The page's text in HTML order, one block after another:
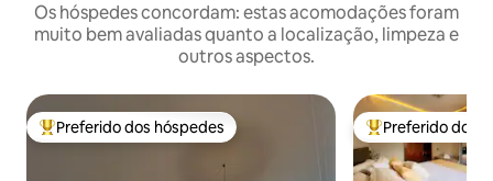
Os hóspedes concordam: estas acomodações foram
muito bem avaliadas quanto a localização, limpeza e
outros aspectos.
Entre os melhores preferidos dos hóspedes
Preferido dos hóspedes Entre os
Preferido dos